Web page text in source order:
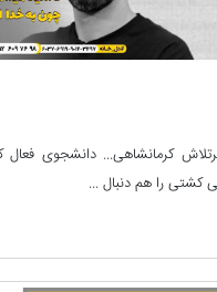
کرمانشاهی... دانشجوی فعال
کشتی را هم دنبال ...